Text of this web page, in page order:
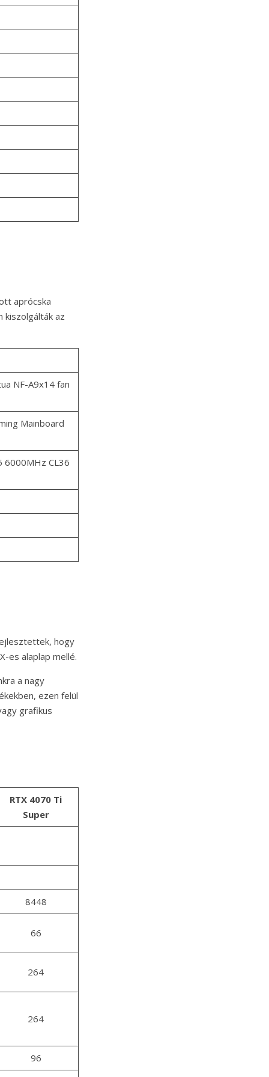
aprócska
kiszolgálták az
NF-A9x14 fan
Mainboard
6000MHz CL36
hogy
es alaplap mellé.
a nagy
ezen felül
grafikus
RTX 4070 Ti
Super
8448
66
264
264
96